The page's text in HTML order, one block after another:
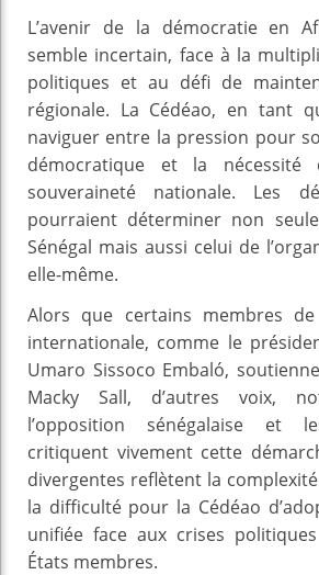
L’avenir de la démocratie en
semble incertain, face à la
politiques et au défi de
régionale. La Cédéao, en tant
naviguer entre la pression pour
démocratique et la nécessité
souveraineté nationale. Les
pourraient déterminer non
Sénégal mais aussi celui de
elle-même.
Alors que certains membres
internationale, comme le
Umaro Sissoco Embaló,
Macky Sall, d’autres voix,
l’opposition sénégalaise et
critiquent vivement cette
divergentes reflètent la
la difficulté pour la Cédéao
unifiée face aux crises
États membres.